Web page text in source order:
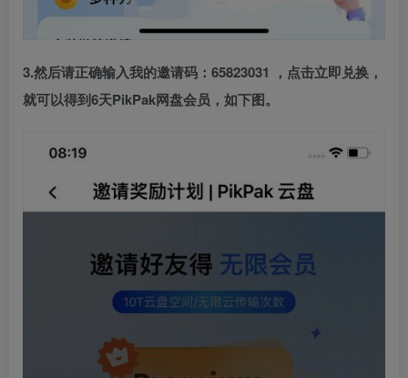
3.然后请正确输入我的邀请码：65823031 ，点击立即兑换 ，
就可以得到6天PikPak网盘会员，如下图。